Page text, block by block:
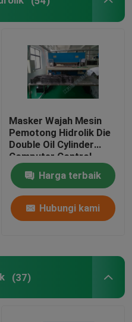
Masker Wajah Mesin
Pemotong Hidrolik Die
Double Oil Cylinder
Computer Control
Harga terbaik
Hubungi kami
(37)